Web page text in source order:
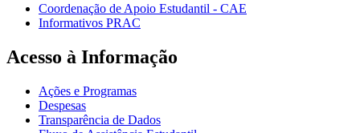
Coordenação de Apoio Estudantil - CAE
Informativos PRAC
Acesso à Informação
Ações e Programas
Despesas
Transparência de Dados